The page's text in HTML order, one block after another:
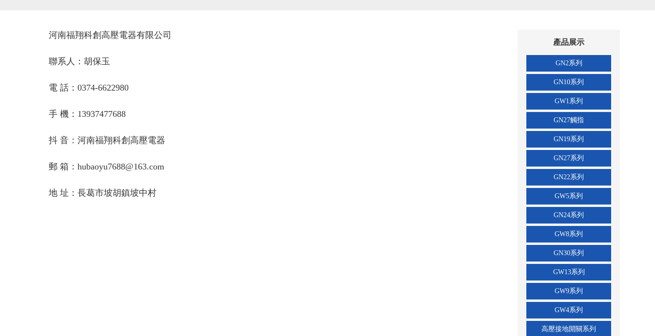
產品展示
GN2系列
GN10系列
GW1系列
GN27觸指
GN19系列
GN27系列
GN22系列
GW5系列
GN24系列
GW8系列
GN30系列
GW13系列
GW9系列
GW4系列
高壓接地開關系列
河南福翔科創高壓電器有限公司
聯系人：胡保玉
電 話：0374-6622980
手 機：13937477688
抖 音：河南福翔科創高壓電器
郵 箱：hubaoyu7688@163.com
地 址：長葛市坡胡鎮坡中村